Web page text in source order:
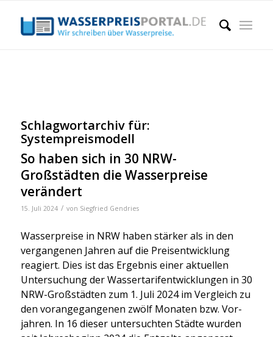
Schlagwortarchiv für:
Systempreismodell
So haben sich in 30 NRW-
Großstädten die Wasserpreise
verändert
15. Juli 2024 / von Siegfried Gendries
Was­ser­prei­se in NRW haben stär­ker als in den
ver­gan­ge­nen Jah­ren auf die Preis­ent­wick­lung
reagiert. Dies ist das Ergeb­nis einer aktu­el­len
Unter­su­chung der Was­ser­ta­rif­ent­wick­lun­gen in 30
NRW-Groß­städ­ten zum 1. Juli 2024 im Ver­gleich zu
den vor­an­ge­gan­ge­nen zwölf Mona­ten bzw. Vor­
jah­ren. In 16 die­ser unter­such­ten Städ­te wur­den